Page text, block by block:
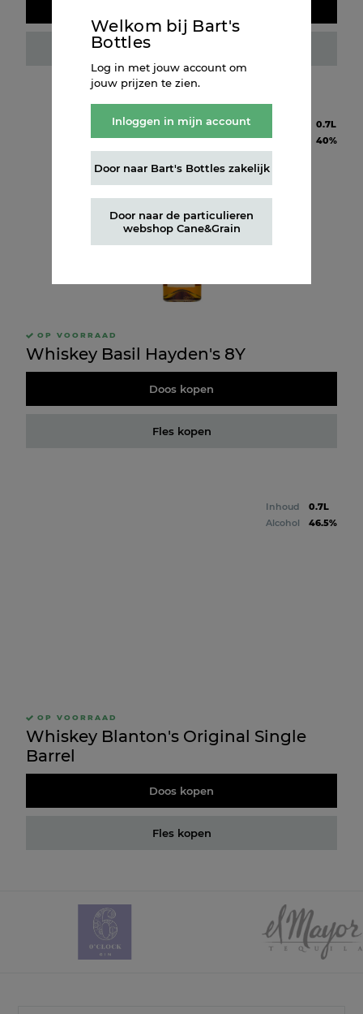
0.7L
40%
OP VOORRAAD
Whiskey Basil Hayden's 8Y
Doos kopen
Fles kopen
Inhoud
0.7L
Alcohol
46.5%
OP VOORRAAD
Whiskey Blanton's Original Single
Barrel
Doos kopen
Fles kopen
Welkom bij Bart's
Bottles
Log in met jouw account om
jouw prijzen te zien.
Inloggen in mijn account
Door naar Bart's Bottles zakelijk
Door naar de particulieren
webshop Cane&Grain